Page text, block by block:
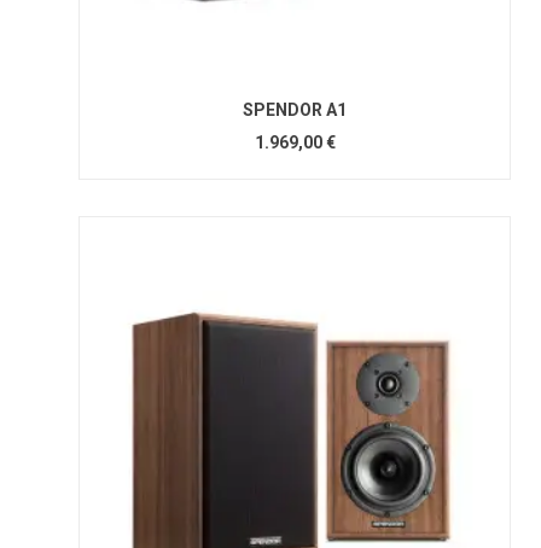
SPENDOR A1
1.969,00 €